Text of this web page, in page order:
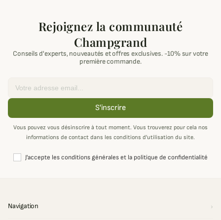
Rejoignez la communauté
Champgrand
Conseils d'experts, nouveautés et offres exclusives. -10% sur votre
première commande.
S'inscrire
Vous pouvez vous désinscrire à tout moment. Vous trouverez pour cela nos
informations de contact dans les conditions d'utilisation du site.
J'accepte les conditions générales et la politique de confidentialité
Navigation